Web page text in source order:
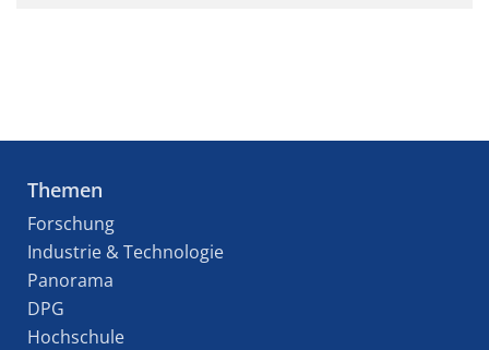
Themen
Forschung
Industrie & Technologie
Panorama
DPG
Hochschule